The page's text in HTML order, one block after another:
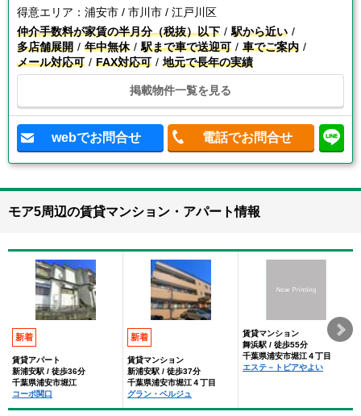
得意エリア： 浦安市 / 市川市 / 江戸川区
仲介手数料が家賃の半月分（税抜）以下
駅から近い
多店舗展開
年中無休 駅まで車で送迎可
車でご案内
メール対応可
FAX対応可 地元で長年の実績
掲載物件一覧を見る
webでお問合せ 電話でお問合せ
モア5周辺の賃貸マンション・アパート情報
新着
賃貸アパート
新浦安駅 / 徒歩36分
千葉県浦安市堀江
コーポ関口
新着
賃貸マンション
新浦安駅 / 徒歩37分
千葉県浦安市堀江４丁目
グラン・ベルジュ
賃貸マンション
舞浜駅 / 徒歩55分
千葉県浦安市堀江４丁目
エステ－トピアやよい